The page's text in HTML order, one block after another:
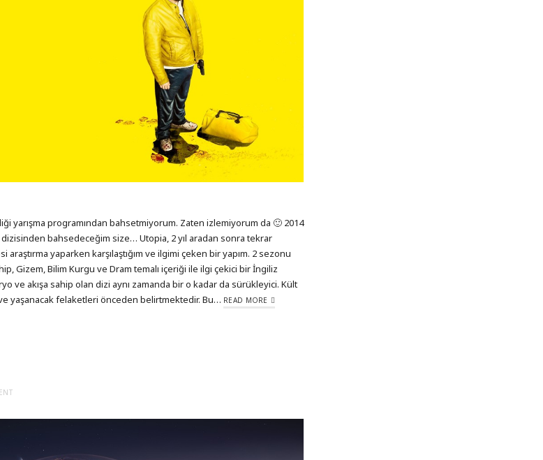
yarışma programından bahsetmiyorum. Zaten izlemiyorum da 🙂 2014
dizisinden bahsedeceğim size… Utopia, 2 yıl aradan sonra tekrar
araştırma yaparken karşılaştığım ve ilgimi çeken bir yapım. 2 sezonu
Gizem, Bilim Kurgu ve Dram temalı içeriği ile ilgi çekici bir İngiliz
ve akışa sahip olan dizi aynı zamanda bir o kadar da sürükleyici. Kült
yaşanacak felaketleri önceden belirtmektedir. Bu… READ MORE